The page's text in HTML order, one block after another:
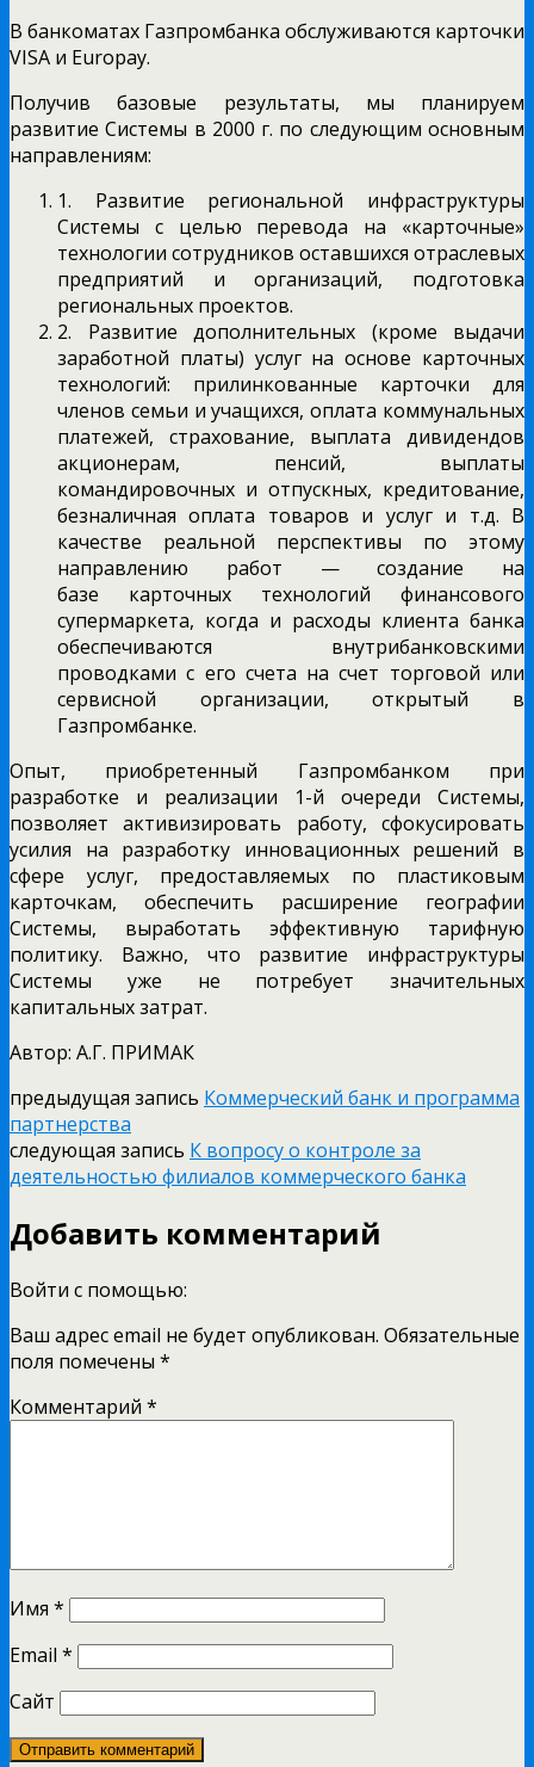
В банкоматах Газпромбанка обслуживаются карточки
VISA и Europay.
Получив базовые результаты, мы планируем
развитие Системы в 2000 г. по следующим основным
направлениям:
1. Развитие региональной инфраструктуры
Системы с целью перевода на «карточные»
технологии сотрудников оставшихся отраслевых
предприятий и организаций, подготовка
региональных проектов.
2. Развитие дополнительных (кроме выдачи
заработной платы) услуг на основе карточных
технологий: прилинкованные карточки для
членов семьи и учащихся, оплата коммунальных
платежей, страхование, выплата дивидендов
акционерам, пенсий, выплаты
командировочных и отпускных, кредитование,
безналичная оплата товаров и услуг и т.д. В
качестве реальной перспективы по этому
направлению работ — создание на
базе карточных технологий финансового
супермаркета, когда и расходы клиента банка
обеспечиваются внутрибанковскими
проводками с его счета на счет торговой или
сервисной организации, открытый в
Газпромбанке.
Опыт, приобретенный Газпромбанком при
разработке и реализации 1-й очереди Системы,
позволяет активизировать работу, сфокусировать
усилия на разработку инновационных решений в
сфере услуг, предоставляемых по пластиковым
карточкам, обеспечить расширение географии
Системы, выработать эффективную тарифную
политику. Важно, что развитие инфраструктуры
Системы уже не потребует значительных
капитальных затрат.
Автор: А.Г. ПРИМАК
предыдущая запись Коммерческий банк и программа
партнерства
следующая запись К вопросу о контроле за
деятельностью филиалов коммерческого банка
Добавить комментарий
Войти с помощью:
Ваш адрес email не будет опубликован. Обязательные
поля помечены *
Комментарий *
Имя *
Email *
Сайт